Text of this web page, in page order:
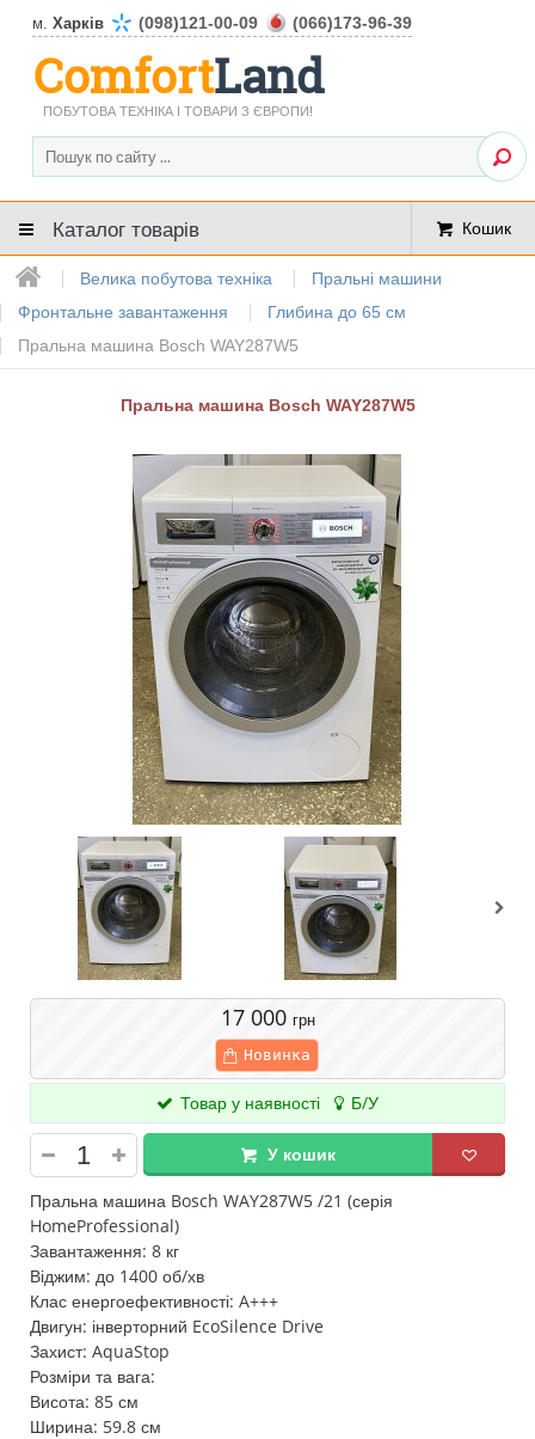
м. Харків (098)121-00-09 (066)173-96-39
ComfortLand
ПОБУТОВА ТЕХНІКА І ТОВАРИ З ЄВРОПИ!
Каталог товарів Кошик
Велика побутова техніка
Пральні машини
Фронтальне завантаження
Глибина до 65 см
Пральна машина Bosch WAY287W5
Пральна машина Bosch WAY287W5
17 000 грн
Новинка
Товар у наявності Б/У
У кошик
Пральна машина Bosch WAY287W5 /21 (серія
HomeProfessional)
Завантаження: 8 кг
Віджим: до 1400 об/хв
Клас енергоефективності: A+++
Двигун: інверторний EcoSilence Drive
Захист: AquaStop
Розміри та вага:
Висота: 85 см
Ширина: 59.8 см